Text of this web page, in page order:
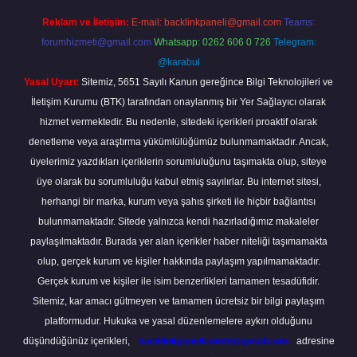
Reklam ve İletişim: E-mail: backlinkpaneli@gmail.com Teams:
forumhizmeti@gmail.com Whatsapp: 0262 606 0 726 Telegram:
@karabul
Yasal Uyarı: Sitemiz, 5651 Sayılı Kanun gereğince Bilgi Teknolojileri ve
İletişim Kurumu (BTK) tarafından onaylanmış bir Yer Sağlayıcı olarak
hizmet vermektedir. Bu nedenle, sitedeki içerikleri proaktif olarak
denetleme veya araştırma yükümlülüğümüz bulunmamaktadır. Ancak,
üyelerimiz yazdıkları içeriklerin sorumluluğunu taşımakta olup, siteye
üye olarak bu sorumluluğu kabul etmiş sayılırlar. Bu internet sitesi,
herhangi bir marka, kurum veya şahıs şirketi ile hiçbir bağlantısı
bulunmamaktadır. Sitede yalnızca kendi hazırladığımız makaleler
paylaşılmaktadır. Burada yer alan içerikler haber niteliği taşımamakta
olup, gerçek kurum ve kişiler hakkında paylaşım yapılmamaktadır.
Gerçek kurum ve kişiler ile isim benzerlikleri tamamen tesadüfidir.
Sitemiz, kar amacı gütmeyen ve tamamen ücretsiz bir bilgi paylaşım
platformudur. Hukuka ve yasal düzenlemelere aykırı olduğunu
düşündüğünüz içerikleri,
backlinkpanelicomtr@gmail.com
adresine